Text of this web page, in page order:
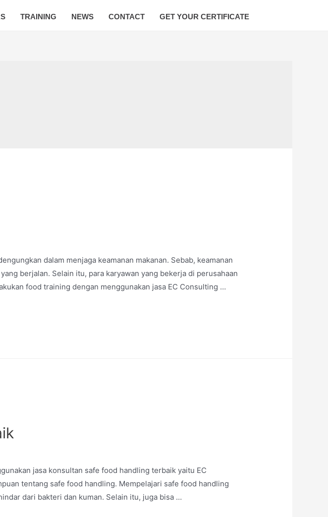
TRAINING NEWS CONTACT GET YOUR CERTIFICATE
dalam menjaga keamanan makanan. Sebab, keamanan
berjalan. Selain itu, para karyawan yang bekerja di perusahaan
food training dengan menggunakan jasa EC Consulting …
jasa konsultan safe food handling terbaik yaitu EC
tentang safe food handling. Mempelajari safe food handling
dari bakteri dan kuman. Selain itu, juga bisa …